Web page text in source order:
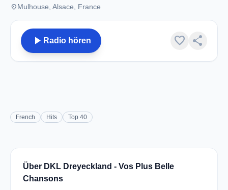
placeMulhouse, Alsace, France
play_arrow Radio hören favorite share
French Hits Top 40
Über DKL Dreyeckland - Vos Plus Belle
Chansons